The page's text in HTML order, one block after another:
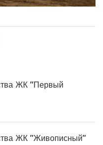
ЖК "Первый
ЖК "Живописный"